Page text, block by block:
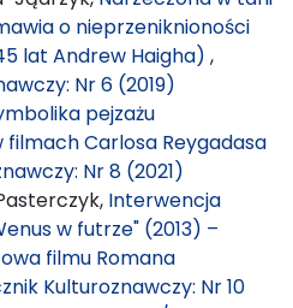
o nieprzeniknioności
lat Andrew Haigha) ,
Nr 6 (2019)
pejzażu
Carlosa Reygadasa
Nr 8 (2021)
Interwencja
w futrze" (2013) –
filmu Romana
Kulturoznawczy: Nr 10